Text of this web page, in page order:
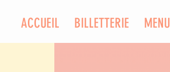
ACCUEIL BILLETTERIE MENU